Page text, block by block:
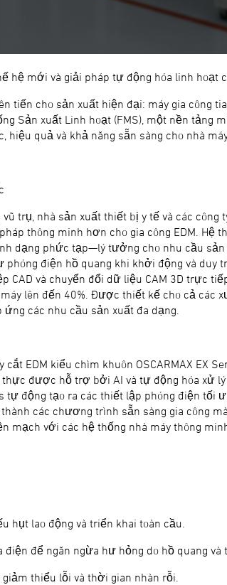
hệ mới và giải pháp tự động hóa linh hoạt
tiến cho sản xuất hiện đại: máy gia công
Sản xuất Linh hoạt (FMS), một nền tảng
quả và khả năng sẵn sàng cho nhà
trụ, nhà sản xuất thiết bị y tế và các
thông minh hơn cho gia công EDM.
dạng phức tạp—lý tưởng cho nhu cầu
điện hồ quang khi khởi động và duy
CAD và chuyển đổi dữ liệu CAM 3D trực
lên đến 40%. Được thiết kế cho cả các
các nhu cầu sản xuất đa dạng.
cắt EDM kiểu chìm khuôn OSCARMAX EX
được hỗ trợ bởi AI và tự động hóa xử
tự động tạo ra các thiết lập phóng điện
các chương trình sẵn sàng gia công
mạch với các hệ thống nhà máy thông
hụt lao động và triển khai toàn cầu.
để ngăn ngừa hư hỏng do hồ quang và
thiểu lỗi và thời gian nhàn rỗi.